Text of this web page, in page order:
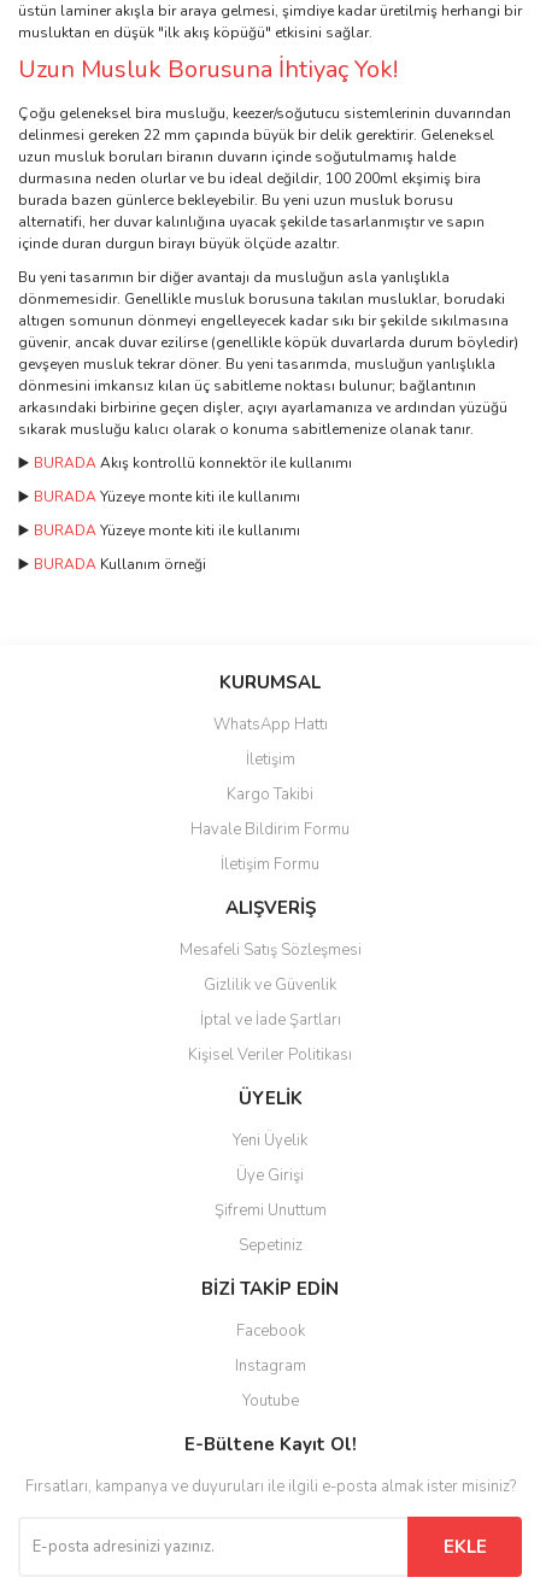
üstün laminer akışla bir araya gelmesi, şimdiye kadar üretilmiş herhangi bir
musluktan en düşük "ilk akış köpüğü" etkisini sağlar.
Uzun Musluk Borusuna İhtiyaç Yok!
Çoğu geleneksel bira musluğu, keezer/soğutucu sistemlerinin duvarından
delinmesi gereken 22 mm çapında büyük bir delik gerektirir. Geleneksel
uzun musluk boruları biranın duvarın içinde soğutulmamış halde
durmasına neden olurlar ve bu ideal değildir, 100 200ml ekşimiş bira
burada bazen günlerce bekleyebilir. Bu yeni uzun musluk borusu
alternatifi, her duvar kalınlığına uyacak şekilde tasarlanmıştır ve sapın
içinde duran durgun birayı büyük ölçüde azaltır.
Bu yeni tasarımın bir diğer avantajı da musluğun asla yanlışlıkla
dönmemesidir. Genellikle musluk borusuna takılan musluklar, borudaki
altıgen somunun dönmeyi engelleyecek kadar sıkı bir şekilde sıkılmasına
güvenir, ancak duvar ezilirse (genellikle köpük duvarlarda durum böyledir)
gevşeyen musluk tekrar döner. Bu yeni tasarımda, musluğun yanlışlıkla
dönmesini imkansız kılan üç sabitleme noktası bulunur; bağlantının
arkasındaki birbirine geçen dişler, açıyı ayarlamanıza ve ardından yüzüğü
sıkarak musluğu kalıcı olarak o konuma sabitlemenize olanak tanır.
▶️ BURADAAkış kontrollü konnektör ile kullanımı
▶️ BURADAYüzeye monte kiti ile kullanımı
▶️ BURADAYüzeye monte kiti ile kullanımı
▶️ BURADA Kullanım örneği
Bu ürüne ilk yorumu siz yapın!
Yorum Yaz
Ürün resmi kalitesiz, bozuk veya görüntülenemiyor.
Ürün açıklamasında eksik bilgiler bulunuyor.
Ürün bilgilerinde hatalar bulunuyor.
Ürün fiyatı diğer sitelerden daha pahalı.
Bu ürüne benzer farklı alternatifler olmalı.
Gönder
KURUMSAL
WhatsApp Hattı
İletişim
Kargo Takibi
Havale Bildirim Formu
İletişim Formu
ALIŞVERİŞ
Mesafeli Satış Sözleşmesi
Gizlilik ve Güvenlik
İptal ve İade Şartları
Kişisel Veriler Politikası
ÜYELİK
Yeni Üyelik
Üye Girişi
Şifremi Unuttum
Sepetiniz
BİZİ TAKİP EDİN
Facebook
Instagram
Youtube
E-Bültene Kayıt Ol!
Fırsatları, kampanya ve duyuruları ile ilgili e-posta almak ister misiniz?
EKLE